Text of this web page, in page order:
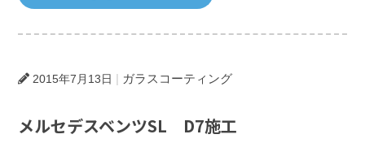
2015年7月13日 ガラスコーティング
メルセデスベンツSL D7施工